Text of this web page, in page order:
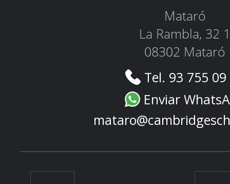
Mataró
La Rambla, 32 1
08302 Mataró
Tel. 93 755
Enviar